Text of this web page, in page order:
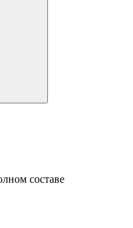
составе